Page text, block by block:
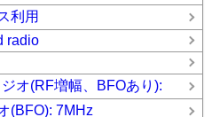
利用
radio
オ(RF増幅、BFOあり):
(BFO): 7MHz